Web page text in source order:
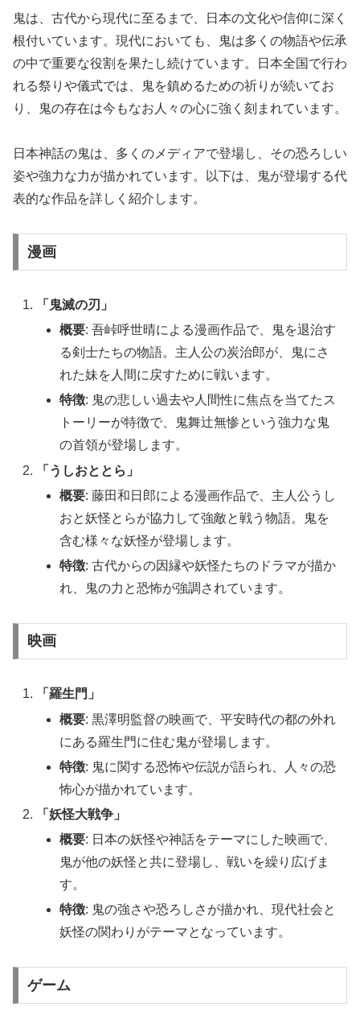
鬼は、古代から現代に至るまで、日本の文化や信仰に深く
根付いています。現代においても、鬼は多くの物語や伝承
の中で重要な役割を果たし続けています。日本全国で行わ
れる祭りや儀式では、鬼を鎮めるための祈りが続いてお
り、鬼の存在は今もなお人々の心に強く刻まれています。
日本神話の鬼は、多くのメディアで登場し、その恐ろしい
姿や強力な力が描かれています。以下は、鬼が登場する代
表的な作品を詳しく紹介します。
漫画
「鬼滅の刃」
概要: 吾峠呼世晴による漫画作品で、鬼を退治す
る剣士たちの物語。主人公の炭治郎が、鬼にさ
れた妹を人間に戻すために戦います。
特徴: 鬼の悲しい過去や人間性に焦点を当てたス
トーリーが特徴で、鬼舞辻無惨という強力な鬼
の首領が登場します。
「うしおととら」
概要: 藤田和日郎による漫画作品で、主人公うし
おと妖怪とらが協力して強敵と戦う物語。鬼を
含む様々な妖怪が登場します。
特徴: 古代からの因縁や妖怪たちのドラマが描か
れ、鬼の力と恐怖が強調されています。
映画
「羅生門」
概要: 黒澤明監督の映画で、平安時代の都の外れ
にある羅生門に住む鬼が登場します。
特徴: 鬼に関する恐怖や伝説が語られ、人々の恐
怖心が描かれています。
「妖怪大戦争」
概要: 日本の妖怪や神話をテーマにした映画で、
鬼が他の妖怪と共に登場し、戦いを繰り広げま
す。
特徴: 鬼の強さや恐ろしさが描かれ、現代社会と
妖怪の関わりがテーマとなっています。
ゲーム